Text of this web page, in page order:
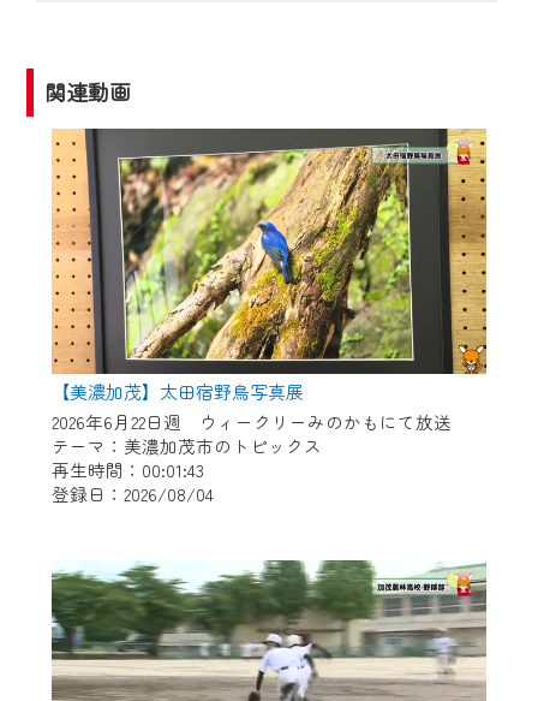
関連動画
【美濃加茂】太田宿野鳥写真展
2026年6月22日週 ウィークリーみのかもにて放送
テーマ：美濃加茂市のトピックス
再生時間：00:01:43
登録日：2026/08/04
2024年9月24日からはご加入者様へのサー
ビス向上のため、
『CCNet Web TV』を利用いただくには、
一部コンテンツを除き、
CCNetサービスへの加入と『CCNetマイ
ページ※』へのログインが必要となりま
す。
何卒、ご理解ご了承の程よろしくお願い
いたします。
※マイページへのログインには、MyIDが必
要となります。
※MyIDとは、CCNet Web TVを含むCCNetの
各種サービスをご利用頂くためのIDです。
で設定できます。
（GmailやYahooなどのフリーメールアドレ
スでも作成可能です）
※マイページへのログイン・MyIDの新規登